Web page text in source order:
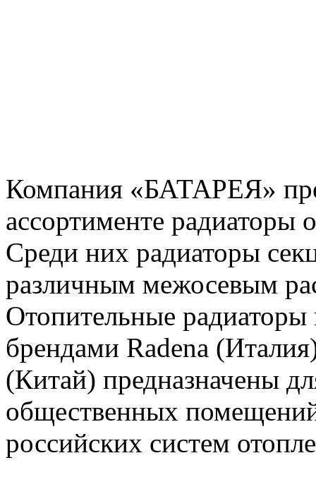
Компания «БАТАРЕЯ»
ассортименте радиаторы
Среди них радиаторы
различным межосевым
Отопительные
брендами Radena
(Китай) предназначены
общественных
российских систем